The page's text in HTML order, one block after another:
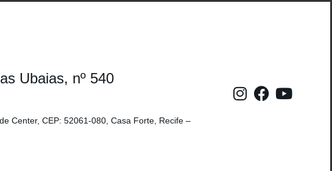
Ubaias, nº 540
Center, CEP: 52061-080, Casa Forte, Recife –